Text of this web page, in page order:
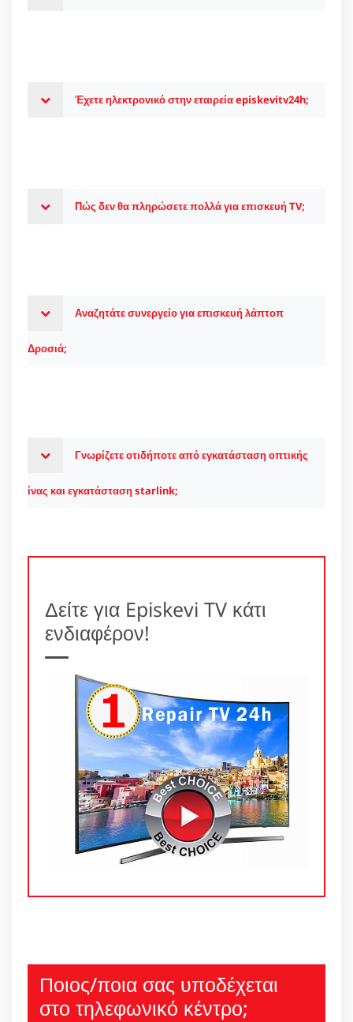
Έχετε ηλεκτρονικό στην εταιρεία episkevitv24h;
Πώς δεν θα πληρώσετε πολλά για επισκευή TV;
Αναζητάτε συνεργείο για επισκευή λάπτοπ
Δροσιά;
Γνωρίζετε οτιδήποτε από εγκατάσταση οπτικής
ίνας και εγκατάσταση starlink;
Δείτε για Episkevi TV κάτι
ενδιαφέρον!
Ποιος/ποια σας υποδέχεται
στο τηλεφωνικό κέντρο;